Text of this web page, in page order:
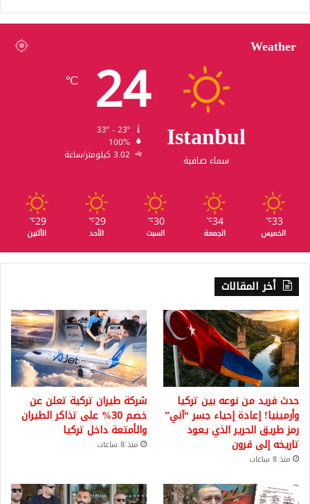
Weather
Istanbul
سماء صافية
24
℃
100%
3.02 كيلومتر/ساعة
33
℃
الخميس
34
℃
الجمعة
30
℃
السبت
29
℃
الأحد
29
℃
الأثنين
أخر المقالات
حدث فريد من نوعه بين تركيا
وأرمينيا! إعادة إحياء جسر “آني”
رمز طريق الحرير الذي يعود
تاريخه إلى قرون
منذ 8 ساعات
شركة طيران تركية تعلن عن
خصم 30% على تذاكر الطيران
والأمتعة داخل تركيا
منذ 8 ساعات